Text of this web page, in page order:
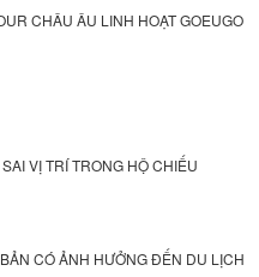
CHÂU ÂU LINH HOẠT GOEUGO
VỊ TRÍ TRONG HỘ CHIẾU
CÓ ẢNH HƯỞNG ĐẾN DU LỊCH